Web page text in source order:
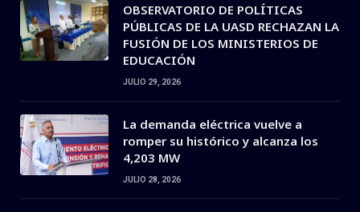
OBSERVATORIO DE POLÍTICAS
PÚBLICAS DE LA UASD RECHAZAN LA
FUSIÓN DE LOS MINISTERIOS DE
EDUCACIÓN
JULIO 29, 2026
La demanda eléctrica vuelve a
romper su histórico y alcanza los
4,203 MW
JULIO 28, 2026